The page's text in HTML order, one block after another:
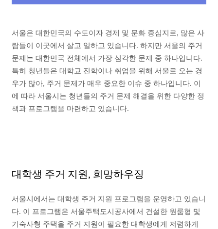
서울은 대한민국의 수도이자 경제 및 문화 중심지로, 많은 사
람들이 이곳에서 살고 일하고 있습니다. 하지만 서울의 주거
문제는 대한민국 전체에서 가장 심각한 문제 중 하나입니다.
특히 청년들은 대학교 진학이나 취업을 위해 서울로 오는 경
우가 많아, 주거 문제가 매우 중요한 이슈 중 하나입니다. 이
에 따라 서울시는 청년들의 주거 문제 해결을 위한 다양한 정
책과 프로그램을 마련하고 있습니다.
대학생 주거 지원, 희망하우징
서울시에서는 대학생 주거 지원 프로그램을 운영하고 있습니
다. 이 프로그램은 서울주택도시공사에서 건설한 원룸형 및
기숙사형 주택을 주거 지원이 필요한 대학생에게 저렴하게